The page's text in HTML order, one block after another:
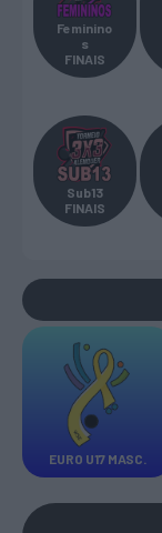
Feminino
s
FINAIS
Sub13
FINAIS
EURO U17 MASC.